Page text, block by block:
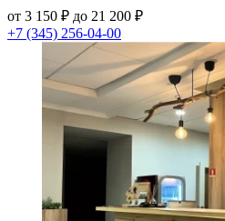
от 3 150 ₽ до 21 200 ₽
+7 (345) 256-04-00